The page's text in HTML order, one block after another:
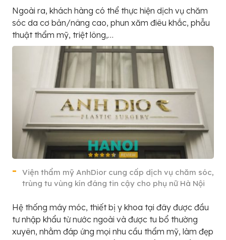
Ngoài ra, khách hàng có thể thực hiện dịch vụ chăm
sóc da cơ bản/nâng cao, phun xăm điêu khắc, phẫu
thuật thẩm mỹ, triệt lông,…
Viện thẩm mỹ AnhDior cung cấp dịch vụ chăm sóc,
trùng tu vùng kín đáng tin cậy cho phụ nữ Hà Nội
Hệ thống máy móc, thiết bị y khoa tại đây được đầu
tư nhập khẩu từ nước ngoài và được tu bổ thường
xuyên, nhằm đáp ứng mọi nhu cầu thẩm mỹ, làm đẹp